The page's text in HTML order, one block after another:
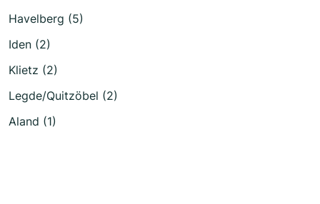
Havelberg (5)
Iden (2)
Klietz (2)
Legde/Quitzöbel (2)
Aland (1)